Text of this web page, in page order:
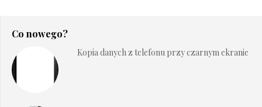
Co nowego?
Kopia danych z telefonu przy czarnym ekranie